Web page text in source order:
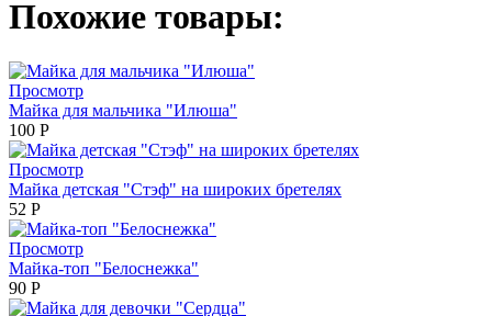
Похожие товары:
Просмотр
Майка для мальчика "Илюша"
100 Р
Просмотр
Майка детская "Стэф" на широких бретелях
52 Р
Просмотр
Майка-топ "Белоснежка"
90 Р